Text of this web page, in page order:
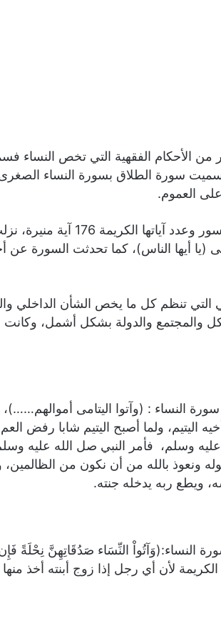
من الأحكام الفقهية التي تخص النساء
سورة الطلاق بسورة النساء الصغرى
العموم.
سورة النساء سورة مدنية من طوال
(يا أيها الناس)، كما تحدثت السورة
التي تنظم كل ما يخص الشأن الداخلي
والمجتمع والدولة بشكل أشمل،
سورة النساء : (وآتوا اليتامى
اليتيم، ولما أصبح اليتيم شابا رفض
وسلم، فأمر النبي صل الله عليه
ونعوذ بالله من أن نكون من الظالمين،
ويطع ربه يدخله جنته.
النساء:(وَآتُواْ النِّسَاء صَدُقَاتِهِنَّ
الكريمة لأن أي رجل إذا زوج أبنته أخذ